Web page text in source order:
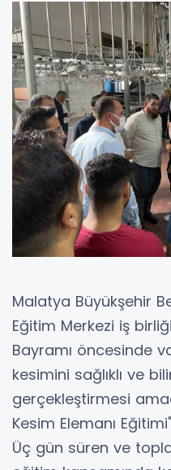
Malatya Büyükşehir
Eğitim Merkezi iş
Bayramı öncesinde
kesimini sağlıklı ve
gerçekleştirmesi
Kesim Elemanı
Üç gün süren ve